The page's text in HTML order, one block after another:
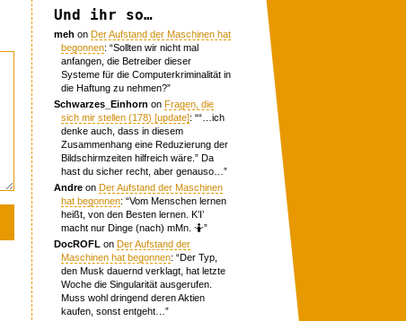
Und ihr so…
meh onDer Aufstand der Maschinen hat
begonnen: “Sollten wir nicht mal
anfangen, die Betreiber dieser
Systeme für die Computerkriminalität in
die Haftung zu nehmen?”
Schwarzes_Einhorn onFragen, die
sich mir stellen (178) [update]: ““…ich
denke auch, dass in diesem
Zusammenhang eine Reduzierung der
Bildschirmzeiten hilfreich wäre.” Da
hast du sicher recht, aber genauso… ”
Andre onDer Aufstand der Maschinen
hat begonnen: “Vom Menschen lernen
heißt, von den Besten lernen. K’I’
macht nur Dinge (nach) mMn. 🤷”
DocROFL onDer Aufstand der
Maschinen hat begonnen: “Der Typ,
den Musk dauernd verklagt, hat letzte
Woche die Singularität ausgerufen.
Muss wohl dringend deren Aktien
kaufen, sonst entgeht… ”